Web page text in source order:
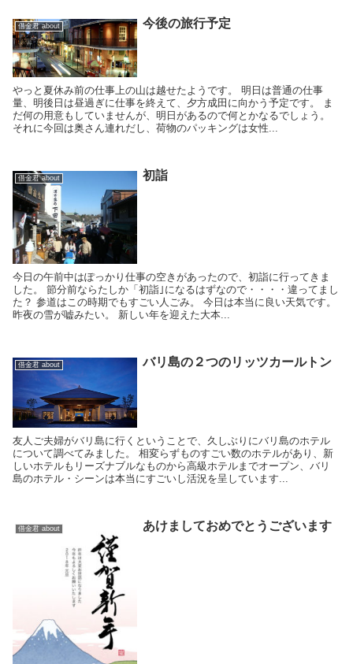
借金君 about 今後の旅行予定
やっと夏休み前の仕事上の山は越せたようです。 明日は普通の仕事
量、明後日は昼過ぎに仕事を終えて、夕方成田に向かう予定です。 ま
だ何の用意もしていませんが、明日があるので何とかなるでしょう。
それに今回は奥さん連れだし、荷物のパッキングは女性...
借金君 about 初詣
今日の午前中はぽっかり仕事の空きがあったので、初詣に行ってきま
した。 節分前ならたしか「初詣｣になるはずなので・・・・違ってまし
た？ 参道はこの時期でもすごい人ごみ。 今日は本当に良い天気です。
昨夜の雪が嘘みたい。 新しい年を迎えた大本...
借金君 about バリ島の２つのリッツカールトン
友人ご夫婦がバリ島に行くということで、久しぶりにバリ島のホテル
について調べてみました。 相変らずものすごい数のホテルがあり、新
しいホテルもリーズナブルなものから高級ホテルまでオープン、バリ
島のホテル・シーンは本当にすごいし活況を呈しています...
借金君 about あけましておめでとうございます